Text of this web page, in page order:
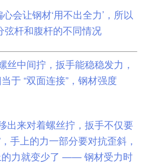
会让钢材‘用不出全力’，所以
弦杆和腹杆的不同情况
丝中间拧，扳手能稳稳发力，
于 “双面连接”，钢材强度
出来对着螺丝拧 ，扳手不仅要
手上的力一部分要对抗歪斜，
的力就变少了 —— 钢材受力时